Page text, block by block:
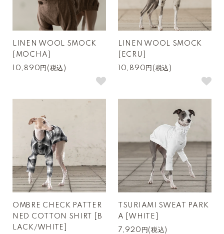
LINEN WOOL SMOCK
[MOCHA]
10,890円(税込)
LINEN WOOL SMOCK
[ECRU]
10,890円(税込)
OMBRE CHECK PATTER
NED COTTON SHIRT [B
LACK/WHITE]
TSURIAMI SWEAT PARK
A [WHITE]
7,920円(税込)